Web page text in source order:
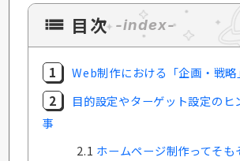
目次
1 Web制作における「企画・戦
2
目的設定やターゲット設定のヒ
事
2.1 ホームページ制作ってそも